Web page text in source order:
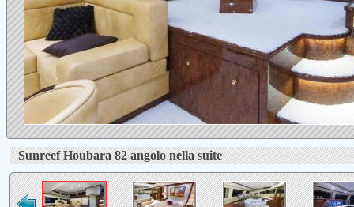
Sunreef Houbara 82 angolo nella suite